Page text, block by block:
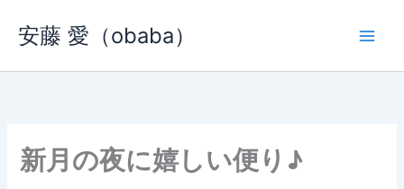
ス
安藤 愛（obaba）
新月の夜に嬉しい便り♪